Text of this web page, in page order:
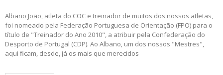
Albano João, atleta do COC e treinador de muitos dos nossos atletas,
foi nomeado pela Federação Portuguesa de Orientação (FPO) para o
título de "Treinador do Ano 2010", a atribuir pela Confederação do
Desporto de Portugal (CDP). Ao Albano, um dos nossos "Mestres",
aqui ficam, desde, já os mais que merecidos